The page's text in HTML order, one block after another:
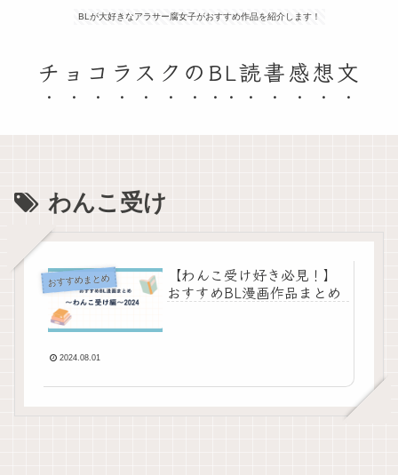
BLが大好きなアラサー腐女子がおすすめ作品を紹介します！
チョコラスクのBL読書感想文
わんこ受け
おすすめまとめ
【わんこ受け好き必見！】
おすすめBL漫画作品まとめ
2024.08.01